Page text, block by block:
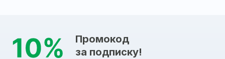
Промокод
за подписку!